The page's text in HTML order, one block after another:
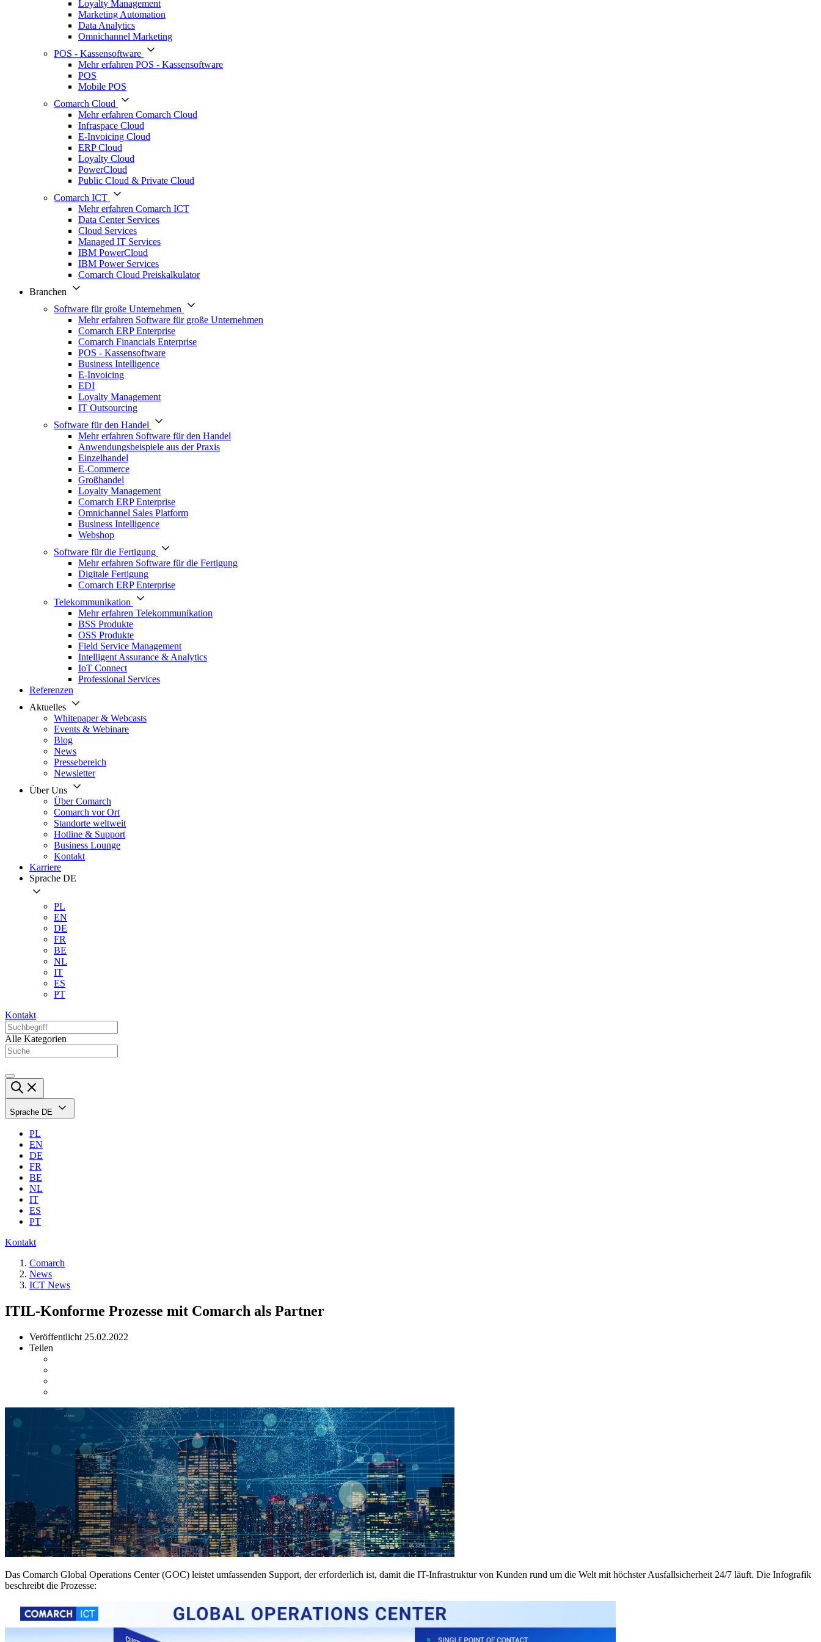
Loyalty Management
Marketing Automation
Data Analytics
Omnichannel Marketing
POS - Kassensoftware
Mehr erfahren POS - Kassensoftware
POS
Mobile POS
Comarch Cloud
Mehr erfahren Comarch Cloud
Infraspace Cloud
E-Invoicing Cloud
ERP Cloud
Loyalty Cloud
PowerCloud
Public Cloud & Private Cloud
Comarch ICT
Mehr erfahren Comarch ICT
Data Center Services
Cloud Services
Managed IT Services
IBM PowerCloud
IBM Power Services
Comarch Cloud Preiskalkulator
Branchen
Software für große Unternehmen
Mehr erfahren Software für große Unternehmen
Comarch ERP Enterprise
Comarch Financials Enterprise
POS - Kassensoftware
Business Intelligence
E-Invoicing
EDI
Loyalty Management
IT Outsourcing
Software für den Handel
Mehr erfahren Software für den Handel
Anwendungsbeispiele aus der Praxis
Einzelhandel
E-Commerce
Großhandel
Loyalty Management
Comarch ERP Enterprise
Omnichannel Sales Platform
Business Intelligence
Webshop
Software für die Fertigung
Mehr erfahren Software für die Fertigung
Digitale Fertigung
Comarch ERP Enterprise
Telekommunikation
Mehr erfahren Telekommunikation
BSS Produkte
OSS Produkte
Field Service Management
Intelligent Assurance & Analytics
IoT Connect
Professional Services
Referenzen
Aktuelles
Whitepaper & Webcasts
Events & Webinare
Blog
News
Pressebereich
Newsletter
Über Uns
Über Comarch
Comarch vor Ort
Standorte weltweit
Hotline & Support
Business Lounge
Kontakt
Karriere
Sprache DE
PL
EN
DE
FR
BE
NL
IT
ES
PT
Kontakt
Alle Kategorien
Sprache DE
PL
EN
DE
FR
BE
NL
IT
ES
PT
Kontakt
Comarch
News
ICT News
ITIL-Konforme Prozesse mit Comarch als Partner
Veröffentlicht 25.02.2022
Teilen
Das Comarch Global Operations Center (GOC) leistet umfassenden Support, der erforderlich ist, damit die IT-Infrastruktur von Kunden rund um die Welt mit höchster Ausfallsicherheit 24/7 läuft. Die Infografik
beschreibt die Prozesse: